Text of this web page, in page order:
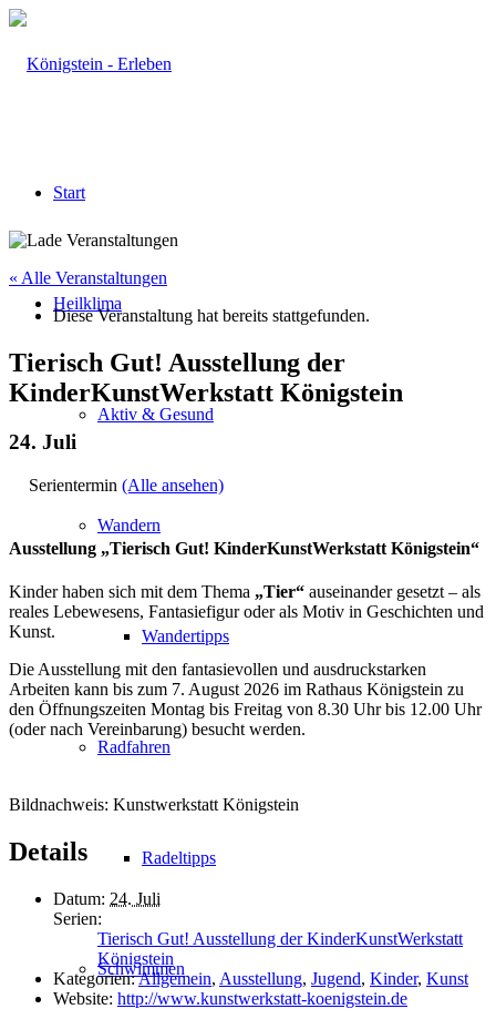
Start
Heilklima
Aktiv & Gesund
Wandern
Wandertipps
Radfahren
Radeltipps
Schwimmen
« Alle Veranstaltungen
Diese Veranstaltung hat bereits stattgefunden.
Tierisch Gut! Ausstellung der
KinderKunstWerkstatt Königstein
24. Juli
Serientermin (Alle ansehen)
Ausstellung „Tierisch Gut! KinderKunstWerkstatt Königstein“
Kinder haben sich mit dem Thema „Tier“ auseinander gesetzt – als
reales Lebewesens, Fantasiefigur oder als Motiv in Geschichten und
Kunst.
Die Ausstellung mit den fantasievollen und ausdruckstarken
Arbeiten kann bis zum 7. August 2026 im Rathaus Königstein zu
den Öffnungszeiten Montag bis Freitag von 8.30 Uhr bis 12.00 Uhr
(oder nach Vereinbarung) besucht werden.
Bildnachweis: Kunstwerkstatt Königstein
Details
Datum: 24. Juli
Serien:
Tierisch Gut! Ausstellung der KinderKunstWerkstatt
Königstein
Kategorien:Allgemein, Ausstellung, Jugend, Kinder, Kunst
Website: http://www.kunstwerkstatt-koenigstein.de